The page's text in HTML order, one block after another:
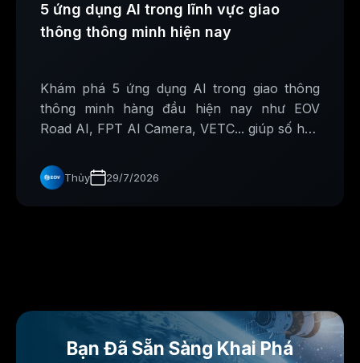
5 ứng dụng AI trong lĩnh vực giao
thông thông minh hiện nay
Khám phá 5 ứng dụng AI trong giao thông
thông minh hàng đầu hiện nay như EOV
Road AI, FPT AI Camera, VETC... giúp số hóa
Thủy 29/7/2026
Bạn Đã Sẵn Sàng Khai Phá